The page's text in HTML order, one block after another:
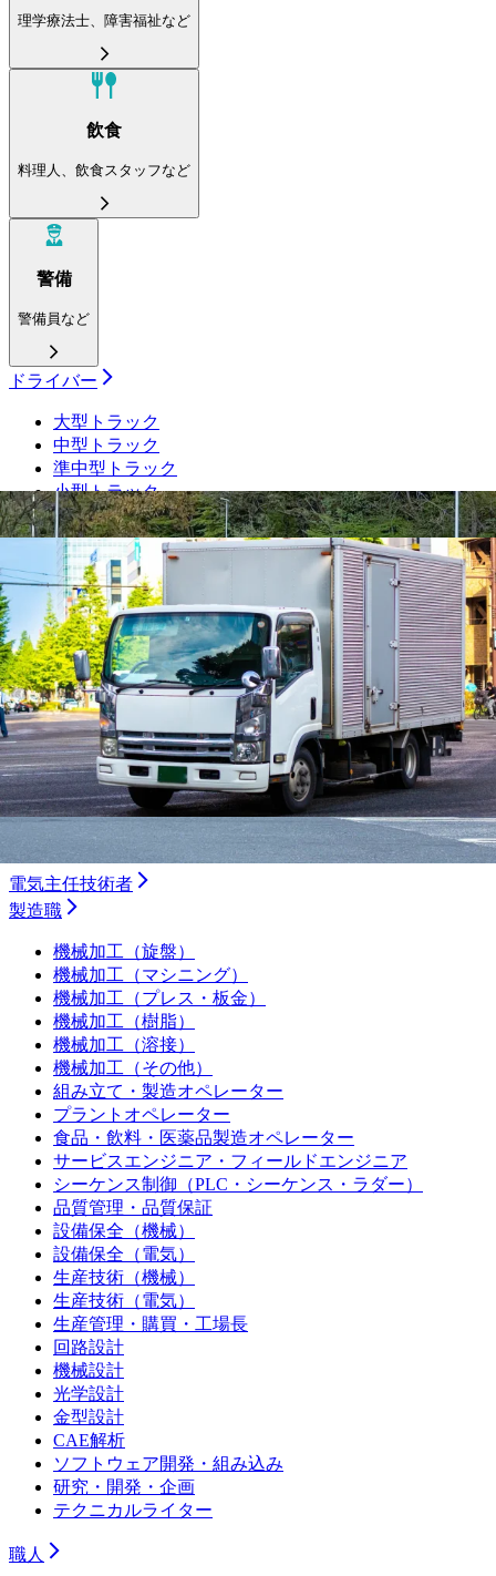
理学療法士、障害福祉など
飲食
料理人、飲食スタッフなど
警備
警備員など
ドライバー
大型トラック
中型トラック
準中型トラック
小型トラック
ダンプ
トレーラー
タクシー
バス
ルート配送
長距離
フォークリフト・倉庫
運行管理者
施工管理技士
土木施工管理技士
電気工事施工管理技士
建築施工管理技士
管工事施工管理技士
電気主任技術者
製造職
機械加工（旋盤）
機械加工（マシニング）
機械加工（プレス・板金）
機械加工（樹脂）
機械加工（溶接）
機械加工（その他）
組み立て・製造オペレーター
プラントオペレーター
食品・飲料・医薬品製造オペレーター
サービスエンジニア・フィールドエンジニア
シーケンス制御（PLC・シーケンス・ラダー）
品質管理・品質保証
設備保全（機械）
設備保全（電気）
生産技術（機械）
生産技術（電気）
生産管理・購買・工場長
回路設計
機械設計
光学設計
金型設計
CAE解析
ソフトウェア開発・組み込み
研究・開発・企画
テクニカルライター
職人